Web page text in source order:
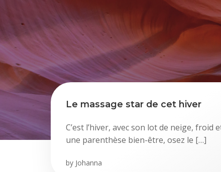
Le massage star de cet hiver
C’est l’hiver, avec son lot de neige,
une parenthèse bien-être, osez le […]
by Johanna